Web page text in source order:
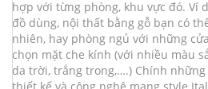
hợp với từng phòng, khu vực đó. Ví
đồ dùng, nội thất bằng gỗ bạn có
nhiên, hay phòng ngủ với những
chọn mặt che kính (với nhiều màu
da trời, trắng trong,….) Chính